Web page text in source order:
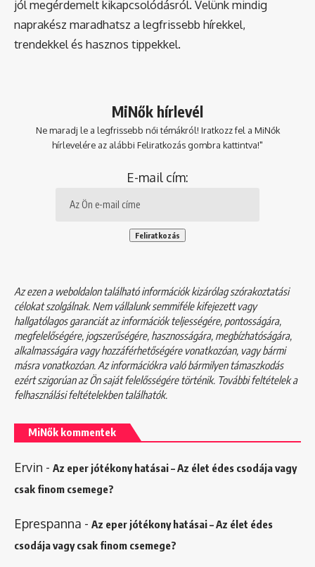
jól megérdemelt kikapcsolódásról. Velünk mindig
naprakész maradhatsz a legfrissebb hírekkel,
trendekkel és hasznos tippekkel.
MiNők hírlevél
Ne maradj le a legfrissebb női témákról! Iratkozz fel a MiNők
hírlevelére az alábbi Feliratkozás gombra kattintva!"
E-mail cím:
Az ezen a weboldalon található információk kizárólag szórakoztatási
célokat szolgálnak. Nem vállalunk semmiféle kifejezett vagy
hallgatólagos garanciát az információk teljességére, pontosságára,
megfelelőségére, jogszerűségére, hasznosságára, megbízhatóságára,
alkalmasságára vagy hozzáférhetőségére vonatkozóan, vagy bármi
másra vonatkozóan. Az információkra való bármilyen támaszkodás
ezért szigorúan az Ön saját felelősségére történik. További feltételek a
felhasználási feltételekbentalálhatók.
MiNők kommentek
Ervin - Az eper jótékony hatásai – Az élet édes csodája vagy
csak finom csemege?
Eprespanna - Az eper jótékony hatásai – Az élet édes
csodája vagy csak finom csemege?